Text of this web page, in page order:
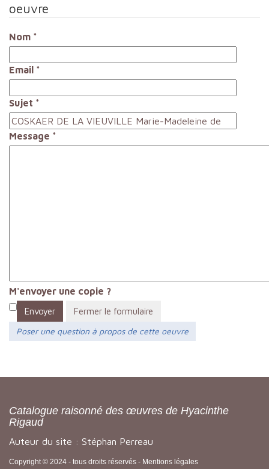
oeuvre
Nom *
Email *
Sujet *
Message *
M'envoyer une copie ?
Envoyer
Fermer le formulaire
Poser une question à propos de cette oeuvre
Catalogue raisonné des œuvres de Hyacinthe
Rigaud
Auteur du site : Stéphan Perreau
Copyright © 2024 - tous droits réservés - Mentions légales